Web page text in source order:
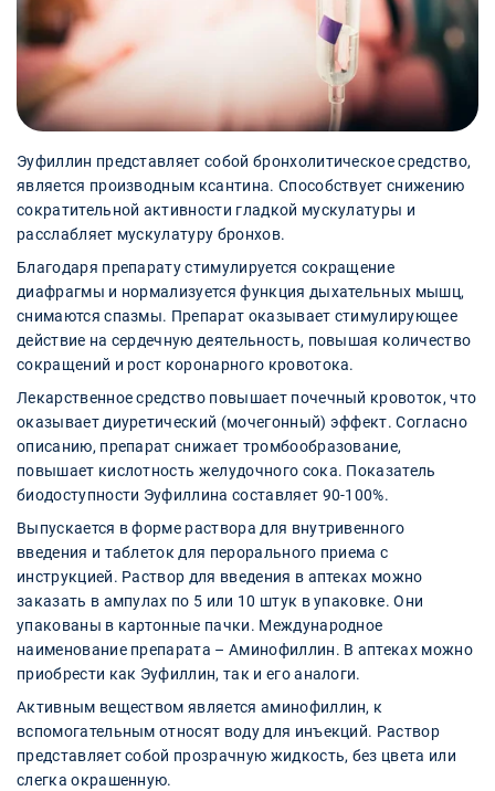
Эуфиллин представляет собой бронхолитическое средство,
является производным ксантина. Способствует снижению
сократительной активности гладкой мускулатуры и
расслабляет мускулатуру бронхов.
Благодаря препарату стимулируется сокращение
диафрагмы и нормализуется функция дыхательных мышц,
снимаются спазмы. Препарат оказывает стимулирующее
действие на сердечную деятельность, повышая количество
сокращений и рост коронарного кровотока.
Лекарственное средство повышает почечный кровоток, что
оказывает диуретический (мочегонный) эффект. Согласно
описанию, препарат снижает тромбообразование,
повышает кислотность желудочного сока. Показатель
биодоступности Эуфиллина составляет 90-100%.
Выпускается в форме раствора для внутривенного
введения и таблеток для перорального приема с
инструкцией. Раствор для введения в аптеках можно
заказать в ампулах по 5 или 10 штук в упаковке. Они
упакованы в картонные пачки. Международное
наименование препарата – Аминофиллин. В аптеках можно
приобрести как Эуфиллин, так и его аналоги.
Активным веществом является аминофиллин, к
вспомогательным относят воду для инъекций. Раствор
представляет собой прозрачную жидкость, без цвета или
слегка окрашенную.